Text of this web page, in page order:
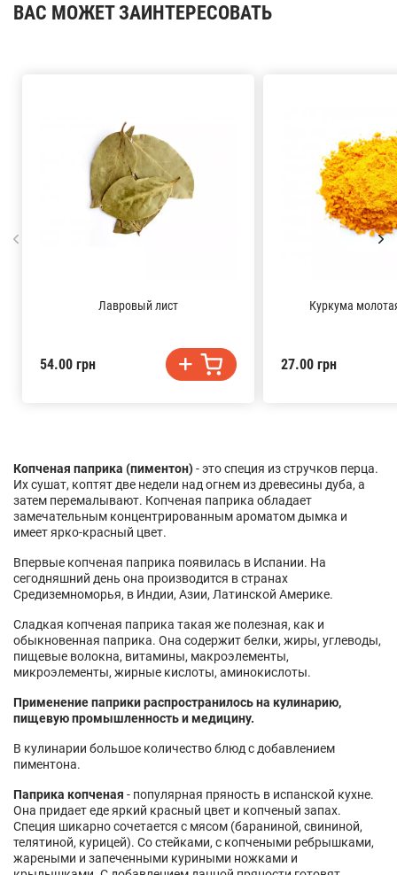
Копченая паприка (пиментон)- это специя из стручков перца.
Их сушат, коптят две недели над огнем из древесины дуба, а
затем перемалывают. Копченая паприка обладает
замечательным концентрированным ароматом дымка и
имеет ярко-красный цвет.
Впервые копченая паприка появилась в Испании. На
сегодняшний день она производится в странах
Средиземноморья, в Индии, Азии, Латинской Америке.
Сладкая копченая паприка такая же полезная, как и
обыкновенная паприка. Она содержит белки, жиры, углеводы,
пищевые волокна, витамины, макроэлементы,
микроэлементы, жирные кислоты, аминокислоты.
Применение паприки распространилось на кулинарию,
пищевую промышленность и медицину.
В кулинарии большое количество блюд с добавлением
пиментона.
Паприка копченая - популярная пряность в испанской кухне.
Она придает еде яркий красный цвет и копченый запах.
Специя шикарно сочетается с мясом (бараниной, свининой,
телятиной, курицей). Со стейками, с копчеными ребрышками,
жареными и запеченными куриными ножками и
ВАС МОЖЕТ ЗАИНТЕРЕСОВАТЬ
Лавровый лист
54.00 грн
Куркума
27.00 грн